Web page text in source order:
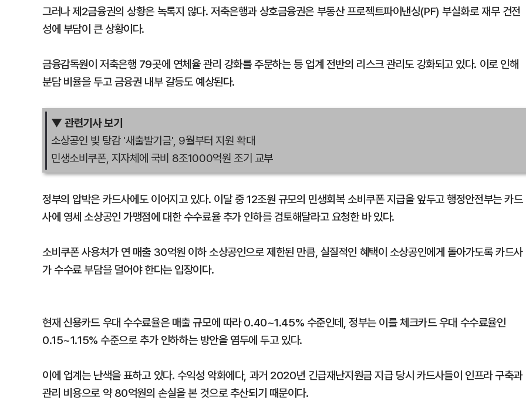
그러나 제2금융권의 상황은 녹록지 않다. 저축은행과 상호금융권은 부동산 프로젝트파이낸싱(PF) 부실화로 재무 건전
성에 부담이 큰 상황이다.
금융감독원이 저축은행 79곳에 연체율 관리 강화를 주문하는 등 업계 전반의 리스크 관리도 강화되고 있다. 이로 인해
분담 비율을 두고 금융권 내부 갈등도 예상된다.
▼ 관련기사 보기
소상공인 빚 탕감 '새출발기금', 9월부터 지원 확대
민생소비쿠폰, 지자체에 국비 8조1000억원 조기 교부
정부의 압박은 카드사에도 이어지고 있다. 이달 중 12조원 규모의 민생회복 소비쿠폰 지급을 앞두고 행정안전부는 카드
사에 영세 소상공인 가맹점에 대한 수수료율 추가 인하를 검토해달라고 요청한 바 있다.
소비쿠폰 사용처가 연 매출 30억원 이하 소상공인으로 제한된 만큼, 실질적인 혜택이 소상공인에게 돌아가도록 카드사
가 수수료 부담을 덜어야 한다는 입장이다.
현재 신용카드 우대 수수료율은 매출 규모에 따라 0.40~1.45% 수준인데, 정부는 이를 체크카드 우대 수수료율인
0.15~1.15% 수준으로 추가 인하하는 방안을 염두에 두고 있다.
이에 업계는 난색을 표하고 있다. 수익성 악화에다, 과거 2020년 긴급재난지원금 지급 당시 카드사들이 인프라 구축과
관리 비용으로 약 80억원의 손실을 본 것으로 추산되기 때문이다.